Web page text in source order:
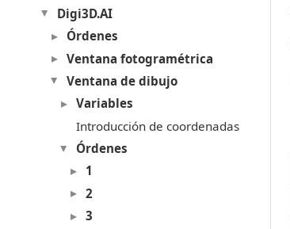
Digi3D.AI
Órdenes
Ventana fotogramétrica
Ventana de dibujo
Variables
Introducción de coordenadas
Órdenes
1
2
3